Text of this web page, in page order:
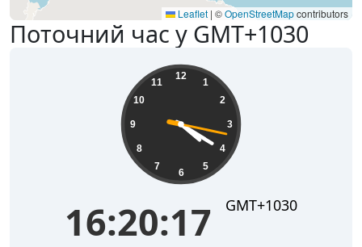
Поточний час у GMT+1030
12
1
2
3
4
5
6
7
8
9
10
11
16:20:17 GMT+1030
Leaflet | ©OpenStreetMapcontributors